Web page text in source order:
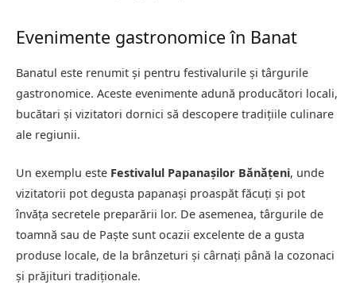
Evenimente gastronomice în Banat
Banatul este renumit și pentru festivalurile și târgurile
gastronomice. Aceste evenimente adună producători locali,
bucătari și vizitatori dornici să descopere tradițiile culinare
ale regiunii.
Un exemplu este Festivalul Papanașilor Bănățeni, unde
vizitatorii pot degusta papanași proaspăt făcuți și pot
învăța secretele preparării lor. De asemenea, târgurile de
toamnă sau de Paște sunt ocazii excelente de a gusta
produse locale, de la brânzeturi și cârnați până la cozonaci
și prăjituri tradiționale.